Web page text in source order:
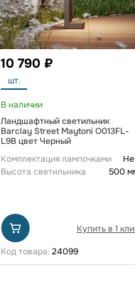
10 790 ₽
шт.
В наличии
Ландшафтный светильник
Barclay Street Maytoni O013FL-
L9B цвет Черный
Комплектация лампочками
Высота светильника
500
Купить в 1
Код товара: 24099